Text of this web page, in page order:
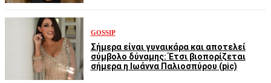
GOSSIP
Σήμερα είναι γυναικάρα και αποτελεί
σύμβολο δύναμης: Έτσι βιοπορίζεται
σήμερα η Ιωάννα Παλιοσπύρου (pic)